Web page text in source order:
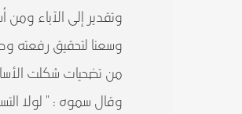
وتقدير إلى الآباء ومن
وسعنا لتحقيق رفعته
من تضحيات شكلت
وقال سموه : " لولا